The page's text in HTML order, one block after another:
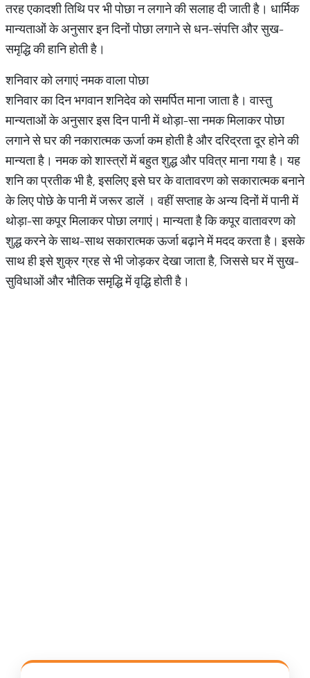
तरह एकादशी तिथि पर भी पोछा न लगाने की सलाह दी जाती है। धार्मिक
मान्यताओं के अनुसार इन दिनों पोछा लगाने से धन-संपत्ति और सुख-
समृद्धि की हानि होती है।
शनिवार को लगाएं नमक वाला पोछा
शनिवार का दिन भगवान शनिदेव को समर्पित माना जाता है। वास्तु
मान्यताओं के अनुसार इस दिन पानी में थोड़ा-सा नमक मिलाकर पोछा
लगाने से घर की नकारात्मक ऊर्जा कम होती है और दरिद्रता दूर होने की
मान्यता है। नमक को शास्‍त्रों में बहुत शुद्ध और पवित्र माना गया है। यह
शनि का प्रतीक भी है, इसलिए इसे घर के वातावरण को सकारात्मक बनाने
के लिए पोछे के पानी में जरूर डालें । वहीं सप्ताह के अन्य दिनों में पानी में
थोड़ा-सा कपूर मिलाकर पोछा लगाएं। मान्यता है कि कपूर वातावरण को
शुद्ध करने के साथ-साथ सकारात्मक ऊर्जा बढ़ाने में मदद करता है। इसके
साथ ही इसे शुक्र ग्रह से भी जोड़कर देखा जाता है, जिससे घर में सुख-
सुविधाओं और भौतिक समृद्धि में वृद्धि होती है।